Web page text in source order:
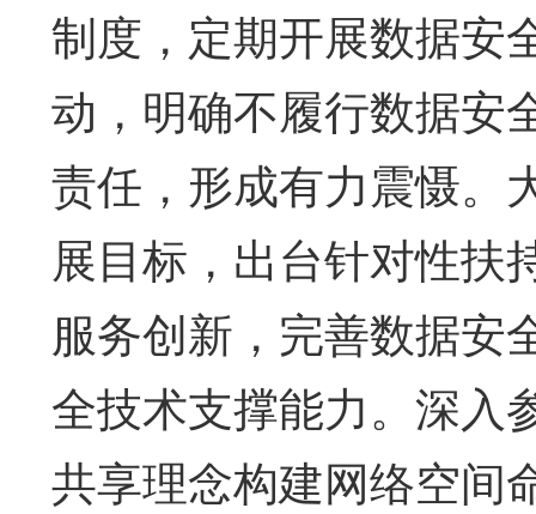
制度，定期开展数据安
动，明确不履行数据安
责任，形成有力震慑。
展目标，出台针对性扶
服务创新，完善数据安
全技术支撑能力。深入
共享理念构建网络空间